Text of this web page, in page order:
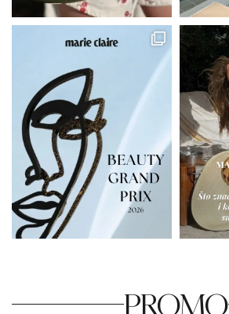
PROMO